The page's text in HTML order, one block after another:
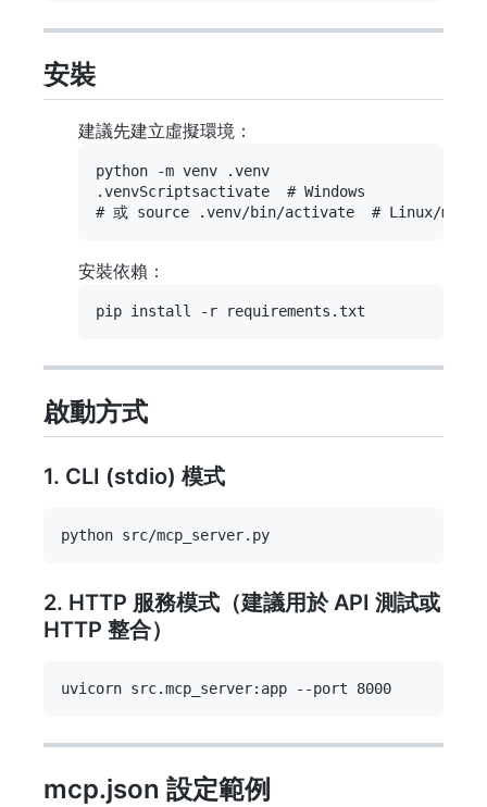
安裝
建議先建立虛擬環境：
python -m venv .venv
.venvScriptsactivate  # Windows
安裝依賴：
啟動方式
1. CLI (stdio) 模式
2. HTTP 服務模式（建議用於 API 測試或
HTTP 整合）
mcp.json 設定範例